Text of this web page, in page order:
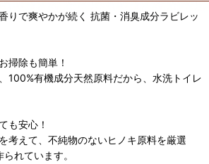
りで爽やかが続く 抗菌・消臭成分ラビレッ
掃除も簡単！
100%有機成分天然原料だから、水洗トイレ
も安心！
考えて、不純物のないヒノキ原料を厳選
れています。